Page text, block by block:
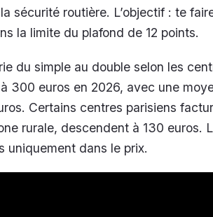
sécurité routière. L’objectif : te
la limite du plafond de 12 points.
du simple au double selon les
300 euros en 2026, avec une
Certains centres parisiens
rurale, descendent à 130 euros.
uniquement dans le prix.